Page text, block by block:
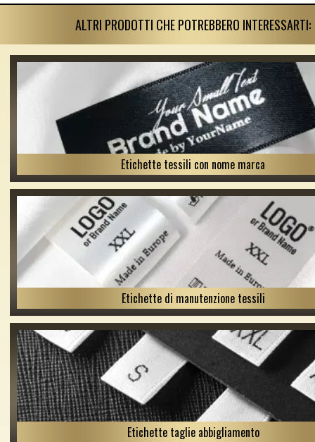
ALTRI PRODOTTI CHE POTREBBERO INTERESSARTI:
Etichette tessili con nome marca
Etichette di manutenzione tessili
Etichette taglie abbigliamento